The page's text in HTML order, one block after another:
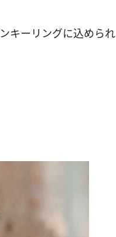
キーリングに込められ